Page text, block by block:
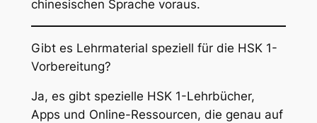
chinesischen Sprache voraus.
Gibt es Lehrmaterial speziell für die HSK 1-
Vorbereitung?
Ja, es gibt spezielle HSK 1-Lehrbücher,
Apps und Online-Ressourcen, die genau auf